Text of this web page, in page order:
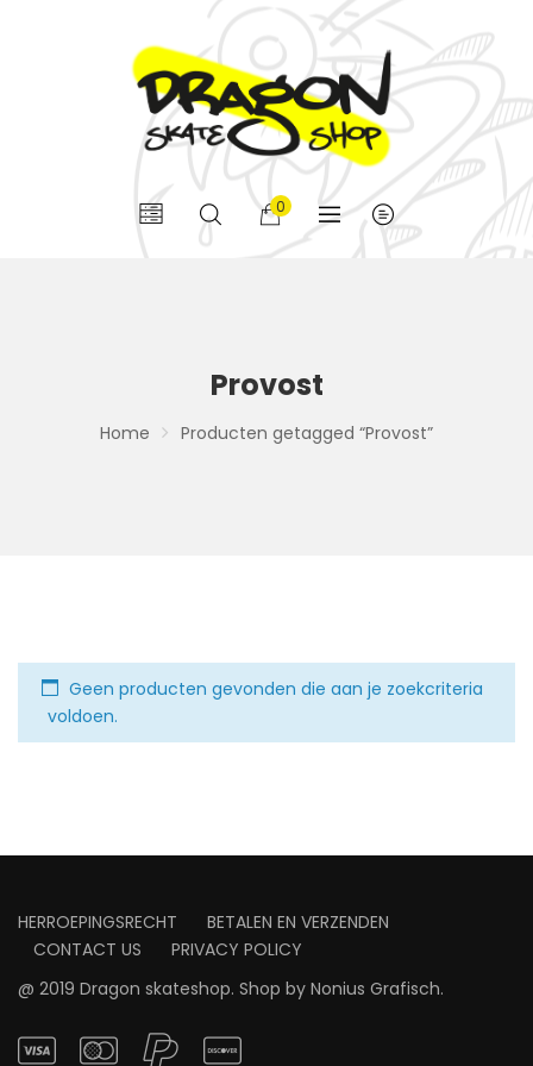
0
Provost
Home Producten getagged “Provost”
Geen producten gevonden die aan je zoekcriteria
voldoen.
HERROEPINGSRECHT
BETALEN EN VERZENDEN
CONTACT US
PRIVACY POLICY
@ 2019 Dragon skateshop. Shop by Nonius Grafisch.